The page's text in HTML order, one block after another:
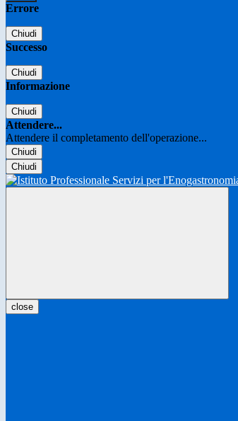
Errore
Chiudi
Successo
Chiudi
Informazione
Chiudi
Attendere...
Attendere il completamento dell'operazione...
Chiudi
Chiudi
close